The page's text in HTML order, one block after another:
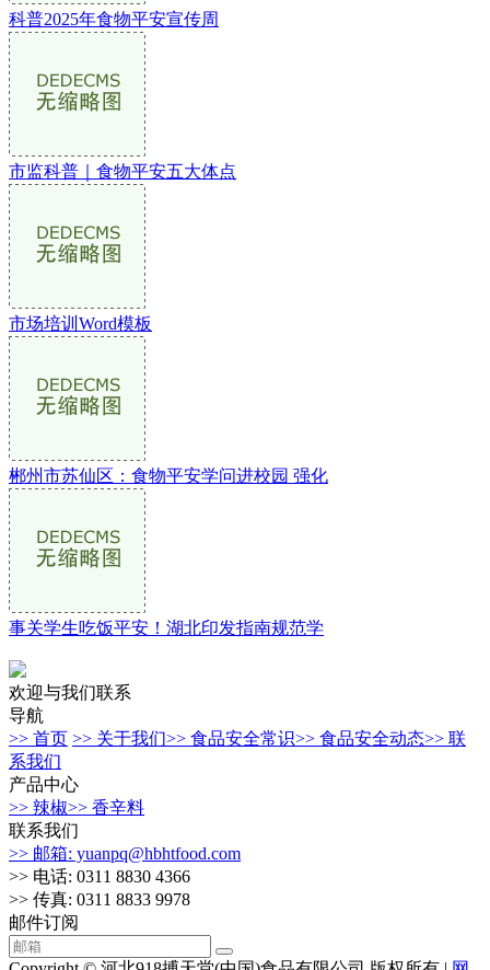
科普2025年食物平安宣传周
市监科普｜食物平安五大体点
市场培训Word模板
郴州市苏仙区：食物平安学问进校园 强化
事关学生吃饭平安！湖北印发指南规范学
欢迎与我们联系
导航
>> 首页 >> 关于我们>> 食品安全常识>> 食品安全动态>> 联
系我们
产品中心
>> 辣椒>> 香辛料
联系我们
>> 邮箱: yuanpq@hbhtfood.com
>> 电话: 0311 8830 4366
>> 传真: 0311 8833 9978
邮件订阅